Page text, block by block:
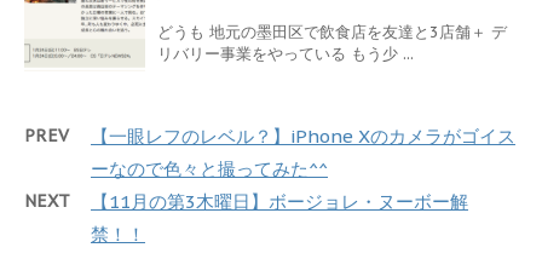
どうも 地元の墨田区で飲食店を友達と3店舗＋ デ
リバリー事業をやっている もう少 ...
PREV
【一眼レフのレベル？】iPhone Xのカメラがゴイス
ーなので色々と撮ってみた^^
NEXT
【11月の第3木曜日】ボージョレ・ヌーボー解
禁！！